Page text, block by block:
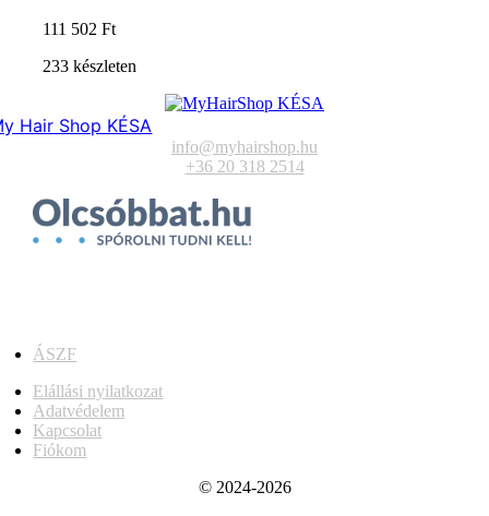
111 502Ft
233 készleten
Hair Shop KÉSA
info@myhairshop.hu
+36 20 318 2514
ÁSZF
Elállási nyilatkozat
Adatvédelem
Kapcsolat
Fiókom
© 2024-2026